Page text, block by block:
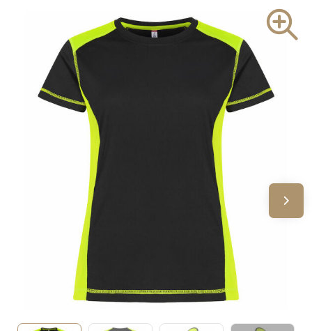
Kraamcadeaus
Pasen
Sinterklaas
Verjaardagen
Voetbal, EK en WK
Voor de bouw
Zomergeschenken
Zomerpakketten